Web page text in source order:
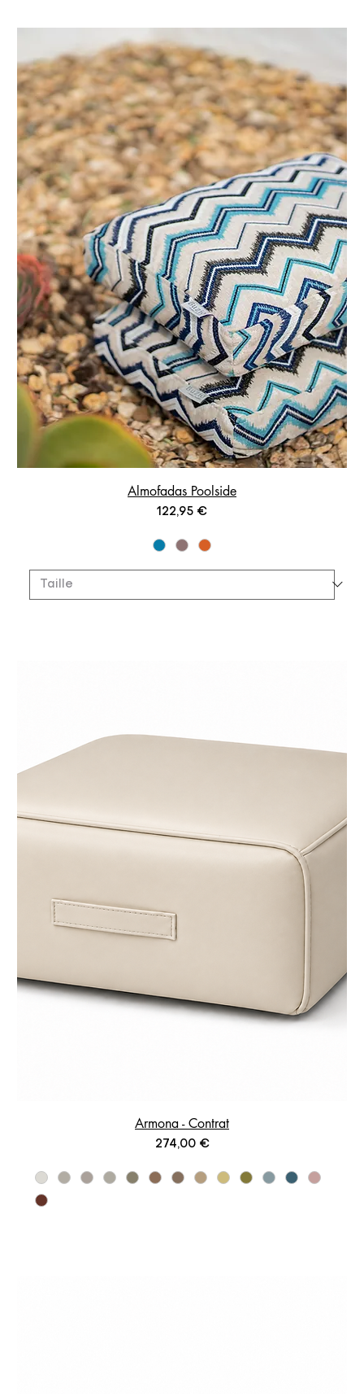
Almofadas Poolside
Prix
122,95 €
Armona - Contrat
Prix
274,00 €